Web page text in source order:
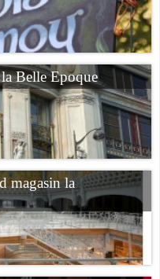
Belle Epoque
magasin la